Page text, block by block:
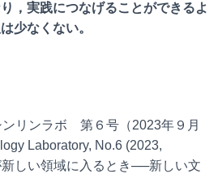
，実践につなげることができるよ
少なくない。
リンラボ 第６号（2023年９月
Laboratory, No.6 (2023,
しい領域に入るとき──新しい文